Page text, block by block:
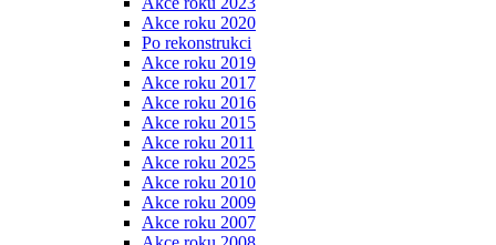
Akce roku 2020
Po rekonstrukci
Akce roku 2019
Akce roku 2017
Akce roku 2016
Akce roku 2015
Akce roku 2011
Akce roku 2025
Akce roku 2010
Akce roku 2009
Akce roku 2007